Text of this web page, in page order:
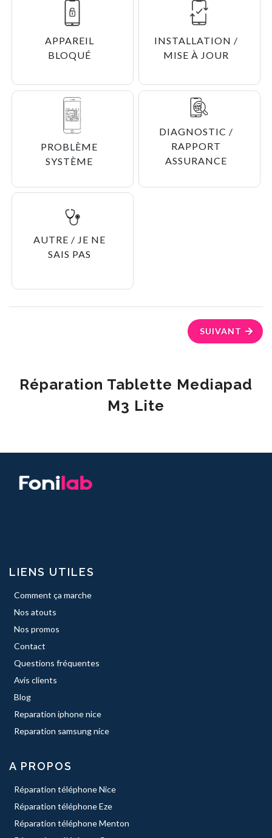
APPAREIL
BLOQUÉ
INSTALLATION /
MISE À JOUR
PROBLÈME
SYSTÈME
DIAGNOSTIC /
RAPPORT
ASSURANCE
AUTRE / JE NE
SAIS PAS
SUIVANT
Réparation Tablette Mediapad
M3 Lite
LIENS UTILES
Comment ça marche
Nos atouts
Nos promos
Contact
Questions fréquentes
Avis clients
Blog
Reparation iphone nice
Reparation samsung nice
A PROPOS
Réparation téléphone Nice
Réparation téléphone Eze
Réparation téléphone Menton